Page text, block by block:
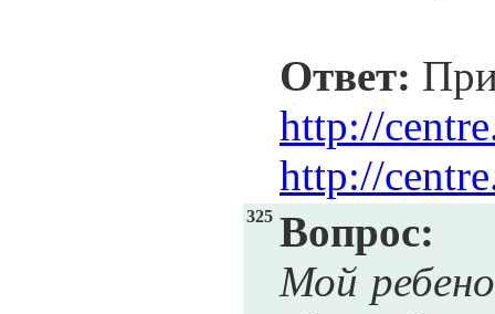
Ответ:
http://
http://
325 Вопрос:
Мой